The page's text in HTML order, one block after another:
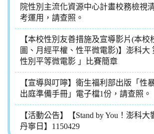
院性別主流化資源中心計畫校務檢視
考運用，請查照。
【本校性別友善措施及宣導影片(本校
圖、月經平權、性平微電影)】澎科大
性別平等微電影 」比賽簡章
【宣導與叮嚀】衛生福利部出版「性
出庭準備手冊」電子檔1份，請查照。
【活動公告】【Stand by You！澎科大
丹寧日】1150429